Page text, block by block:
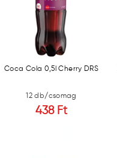
Coca Cola 0,5l Cherry DRS
12 db/csomag
438 Ft